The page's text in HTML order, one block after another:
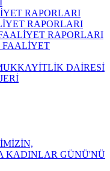
RAPORLARI
RAPORLARI
RAPORLARI
FAALİYET
DAİRESİ
KADINLAR GÜNÜ'NÜ